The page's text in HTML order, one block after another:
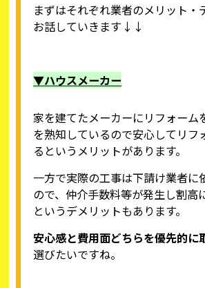
まずはそれぞれ業者のメリット・
お話していきます↓↓
▼ハウスメーカー
家を建てたメーカーにリフォーム
を熟知しているので安心してリフ
るというメリットがあります。
一方で実際の工事は下請け業者に
ので、仲介手数料等が発生し割高
というデメリットもあります。
安心感と費用面どちらを優先的に
選びたいですね。